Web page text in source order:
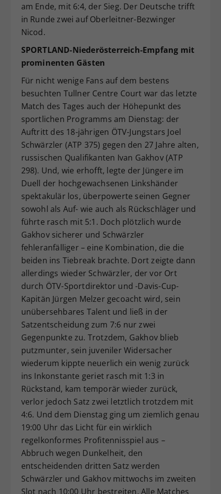
am Ende, mit 6:4, der Sieg. Der Deutsche trifft
in Runde zwei auf Oberleitner-Bezwinger
Nicod.
SPORTLAND-Niederösterreich-Empfang mit
prominenten Gästen
Für nicht wenige Fans auf dem bestens
besuchten Tullner Centre Court war das letzte
Match des Tages auch der Höhepunkt des
sportlichen Programms am Dienstag: der
Auftritt des 18-jährigen ÖTV-Jungstars Joel
Schwärzler (ATP 375) gegen den 27 Jahre alten,
russischen Qualifikanten Ivan Gakhov (ATP
298). Und, wie erhofft, legte der Jüngere im
Duell der hochgewachsenen Linkshänder
spektakulär los, überpowerte seinen Gegner
sowohl als Auf- wie auch als Rückschläger und
führte rasch mit 5:1. Doch plötzlich wurde
Gakhov sicherer und Schwärzler
fehleranfälliger – eine Kombination, die die
beiden ins Tiebreak brachte. Dort zeigte dann
allerdings wieder Schwärzler, der vor Ort
durch ÖTV-Sportdirektor und -Davis-Cup-
Kapitän Jürgen Melzer gecoacht wird, sein
unübersehbares Talent und ließ in der
Satzentscheidung zum 7:6 nur zwei
Gegenpunkte zu. Trotzdem, Gakhov blieb
putzmunter, sein juveniler Widersacher
wiederum kippte neuerlich ein wenig zurück
ins Inkonstante geriet rasch mit 1:3 in
Rückstand, kam temporär wieder zurück,
verlor jedoch Satz zwei letztlich trotzdem mit
4:6. Und dem Dienstag ging um ziemlich genau
19:00 Uhr das Licht für ein wirklich
regelkonformes Profitennisspiel aus –
Abbruch wegen Dunkelheit, den
entscheidenden dritten Satz werden
Schwärzler und Gakhov mittwochs im zweiten
Slot nach 10:00 Uhr bestreiten. Alle Matches